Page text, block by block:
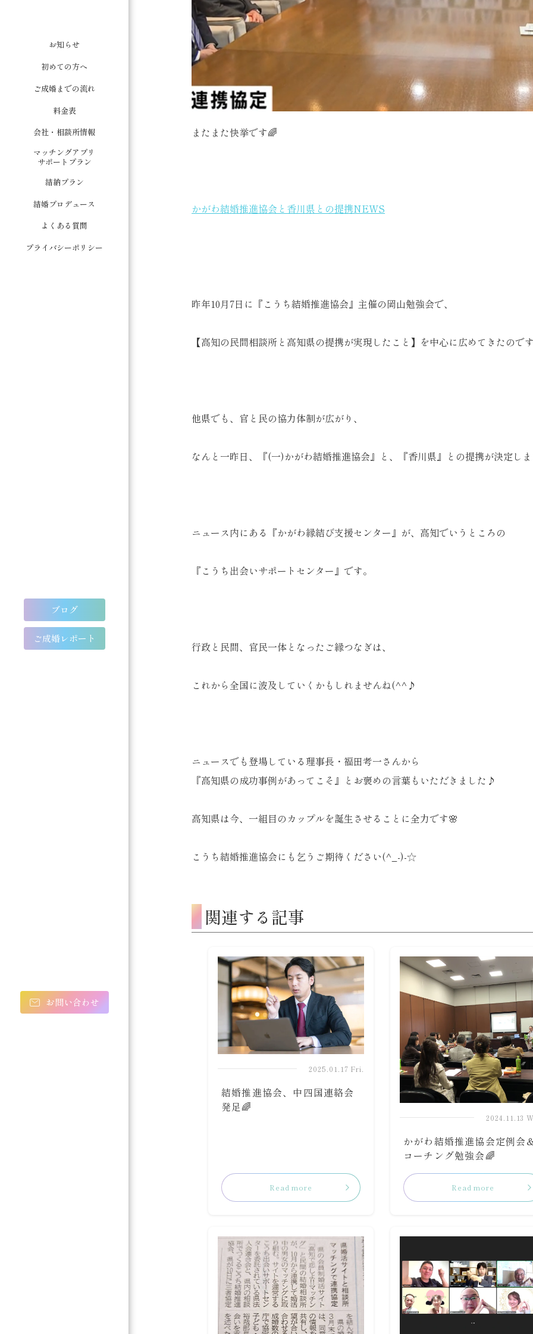
お知らせ
初めての方へ
ご成婚までの流れ
料金表
会社・相談所情報
マッチングアプリ
サポートプラン
結納プラン
結婚プロデュース
よくある質問
プライバシーポリシー
ブログ
ご成婚レポート
お問い合わせ
またまた快挙です🌈
かがわ結婚推進協会と香川県との提携NEWS
昨年10月7日に『こうち結婚推進協会』主催の岡山勉強会で、
【高知の民間相談所と高知県の提携が実現したこと】を中心に広めてきたのです
他県でも、官と民の協力体制が広がり、
なんと一昨日、『(一)かがわ結婚推進協会』と、『香川県』との提携が決定し
ニュース内にある『かがわ縁結び支援センター』が、高知でいうところの
『こうち出会いサポートセンター』です。
行政と民間、官民一体となったご縁つなぎは、
これから全国に波及していくかもしれませんね(^^♪
ニュースでも登場している理事長・福田考一さんから
『高知県の成功事例があってこそ』とお褒めの言葉もいただきました♪
高知県は今、一組目のカップルを誕生させることに全力です🌸
こうち結婚推進協会にも乞うご期待ください(^_-)-☆
関連する記事
2025.01.17 Fri.
結婚推進協会、中四国連絡会
発足🌈
Read more
2024.11.13
かがわ結婚推進協会定例会
コーチング勉強会🌈
Read more